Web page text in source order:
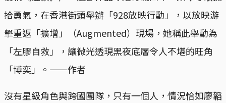
拾勇氣，在香港街頭舉辦「928放映行動」，以放映游
擊重返「擴增」（Augmented）現場，她稱此舉動為
「左膠自救」，讓微光透現黑夜底層令人不堪的旺角
「博奕」。——作者
沒有星級角色與跨國團隊，只有一個人，情況恰如廖韜